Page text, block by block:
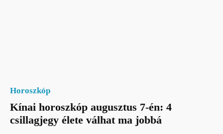
Horoszkóp
Kínai horoszkóp augusztus 7-én: 4
csillagjegy élete válhat ma jobbá